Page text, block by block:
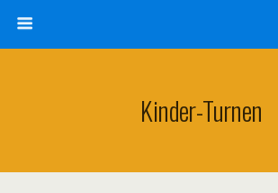
Kinder-Turnen